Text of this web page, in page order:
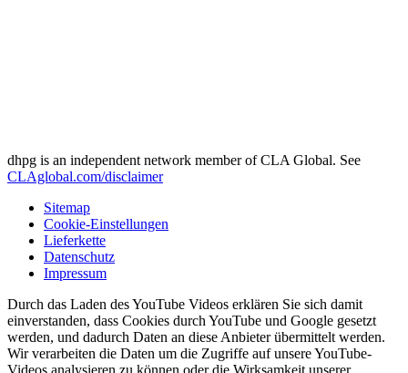
dhpg is an independent network member of CLA Global. See
CLAglobal.com/disclaimer
Sitemap
Cookie-Einstellungen
Lieferkette
Datenschutz
Impressum
Durch das Laden des YouTube Videos erklären Sie sich damit
einverstanden, dass Cookies durch YouTube und Google gesetzt
werden, und dadurch Daten an diese Anbieter übermittelt werden.
Wir verarbeiten die Daten um die Zugriffe auf unsere YouTube-